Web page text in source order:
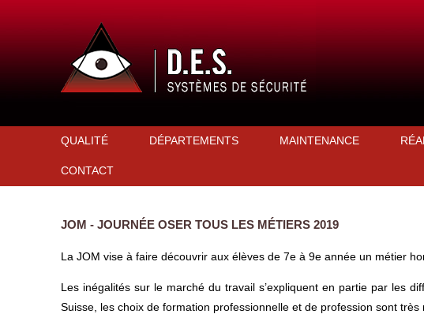
QUALITÉ DÉPARTEMENTS MAINTENANCE
CONTACT
JOM - JOURNÉE OSER TOUS LES MÉTIERS 2019
La JOM vise à faire découvrir aux élèves de 7e à 9e année un métier
Les inégalités sur le marché du travail s’expliquent en partie par les
Suisse, les choix de formation professionnelle et de profession sont